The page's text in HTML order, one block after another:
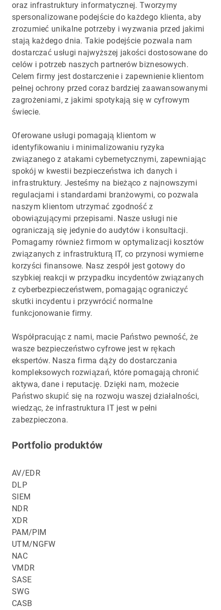
oraz infrastruktury informatycznej. Tworzymy
spersonalizowane podejście do każdego klienta, aby
zrozumieć unikalne potrzeby i wyzwania przed jakimi
stają każdego dnia. Takie podejście pozwala nam
dostarczać usługi najwyższej jakości dostosowane do
celów i potrzeb naszych partnerów biznesowych.
Celem firmy jest dostarczenie i zapewnienie klientom
pełnej ochrony przed coraz bardziej zaawansowanymi
zagrożeniami, z jakimi spotykają się w cyfrowym
świecie.
Oferowane usługi pomagają klientom w
identyfikowaniu i minimalizowaniu ryzyka
związanego z atakami cybernetycznymi, zapewniając
spokój w kwestii bezpieczeństwa ich danych i
infrastruktury. Jesteśmy na bieżąco z najnowszymi
regulacjami i standardami branżowymi, co pozwala
naszym klientom utrzymać zgodność z
obowiązującymi przepisami. Nasze usługi nie
ograniczają się jedynie do audytów i konsultacji.
Pomagamy również firmom w optymalizacji kosztów
związanych z infrastrukturą IT, co przynosi wymierne
korzyści finansowe. Nasz zespół jest gotowy do
szybkiej reakcji w przypadku incydentów związanych
z cyberbezpieczeństwem, pomagając ograniczyć
skutki incydentu i przywrócić normalne
funkcjonowanie firmy.
Współpracując z nami, macie Państwo pewność, że
wasze bezpieczeństwo cyfrowe jest w rękach
ekspertów. Nasza firma dąży do dostarczania
kompleksowych rozwiązań, które pomagają chronić
aktywa, dane i reputację. Dzięki nam, możecie
Państwo skupić się na rozwoju waszej działalności,
wiedząc, że infrastruktura IT jest w pełni
zabezpieczona.
Portfolio produktów
AV/EDR
DLP
SIEM
NDR
XDR
PAM/PIM
UTM/NGFW
NAC
VMDR
SASE
SWG
CASB